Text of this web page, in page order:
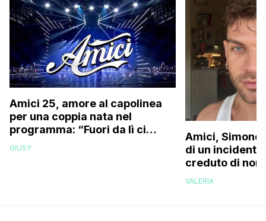
Amici 25, amore al capolinea
per una coppia nata nel
programma: “Fuori da lì ci
siamo resi conto che…”
GIUSY
Amici, Simone
di un incidente
creduto di
più la mia
VALERIA